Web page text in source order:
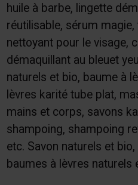
huile à barbe, lingette
réutilisable, sérum
nettoyant pour le visage,
démaquillant au bleuet
naturels et bio, baume à
lèvres karité tube plat,
mains et corps, savons
shampoing, shampoing
etc. Savon naturels et
baumes à lèvres naturels